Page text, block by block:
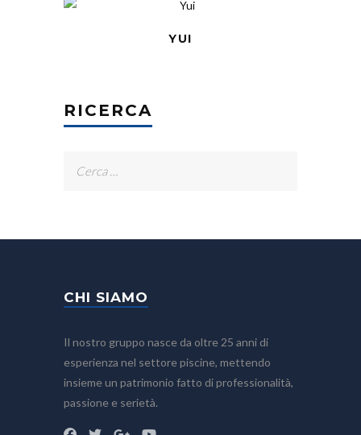
YUI
RICERCA
CHI SIAMO
Il nostro gruppo nasce da oltre 25 anni di
esperienza nel settore piscine, mettendo
insieme un patrimonio fatto di professionalità,
passione e serietà.